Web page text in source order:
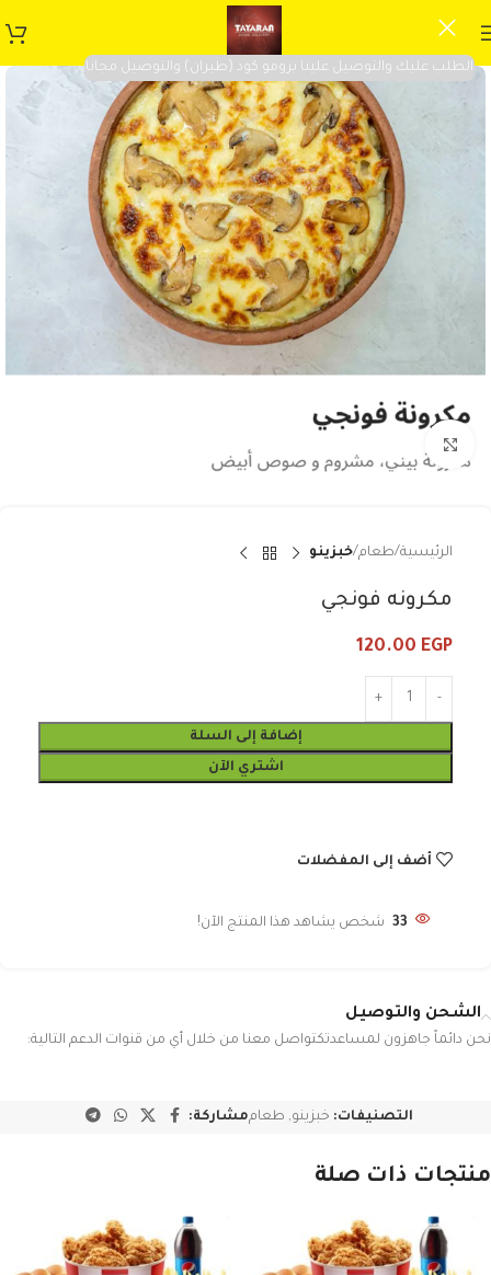
الطلب عليك والتوصيل علينا برومو كود (طيران) والتوصيل مجانا
الرئيسية طعام خبزينو
مكرونه فونجي
120.00 EGP
إضافة إلى السلة
اشتري الآن
أضف إلى المفضلات
33 شخص يشاهد هذا المنتج الآن!
الشحن والتوصيل
نحن دائماً جاهزون لمساعدتكتواصل معنا من خلال أي من قنوات الدعم التالية:
التصنيفات: خبزينو, طعاممشاركة:
منتجات ذات صلة